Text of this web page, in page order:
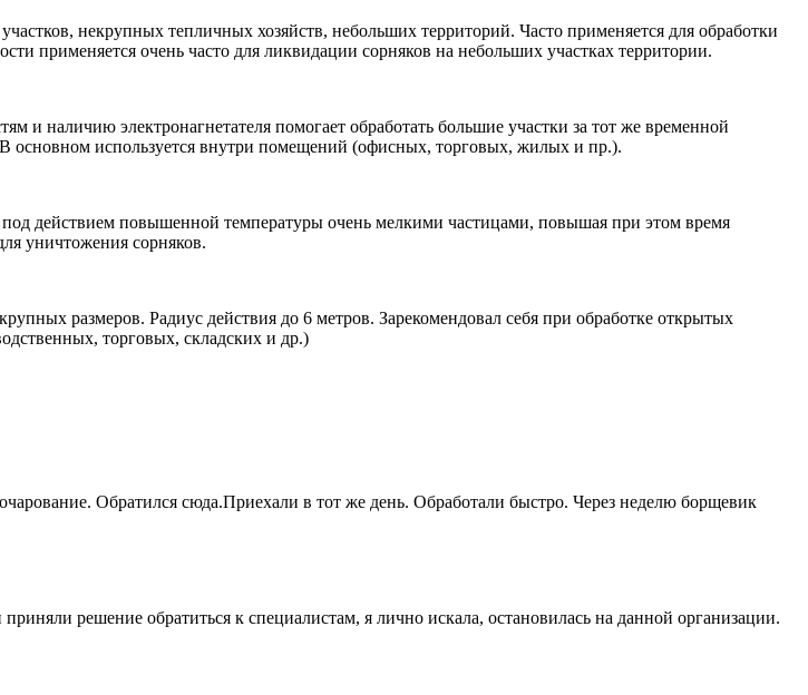
некрупных тепличных хозяйств, небольших территорий. Часто применяется для обработки
применяется очень часто для ликвидации сорняков на небольших участках территории.
и наличию электронагнетателя помогает обработать большие участки за тот же временной
используется внутри помещений (офисных, торговых, жилых и пр.).
действием повышенной температуры очень мелкими частицами, повышая при этом время
уничтожения сорняков.
размеров. Радиус действия до 6 метров. Зарекомендовал себя при обработке открытых
торговых, складских и др.)
Обратился сюда.Приехали в тот же день. Обработали быстро. Через неделю борщевик
решение обратиться к специалистам, я лично искала, остановилась на данной организации.